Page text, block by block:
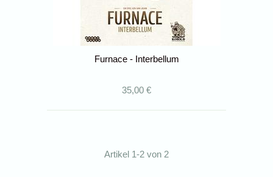
Furnace - Interbellum
35,00 €
Artikel 1-2 von 2